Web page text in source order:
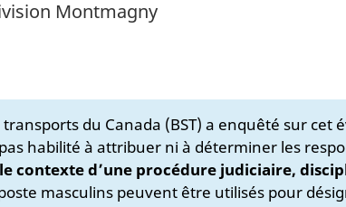
Montmagny
du Canada (BST) a enquêté sur
habilité à attribuer ni à déterminer les
contexte d’une procédure judiciaire,
masculins peuvent être utilisés pour